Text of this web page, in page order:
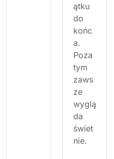
ątku
do
końc
a.
Poza
tym
zaws
ze
wyglą
da
świet
nie.